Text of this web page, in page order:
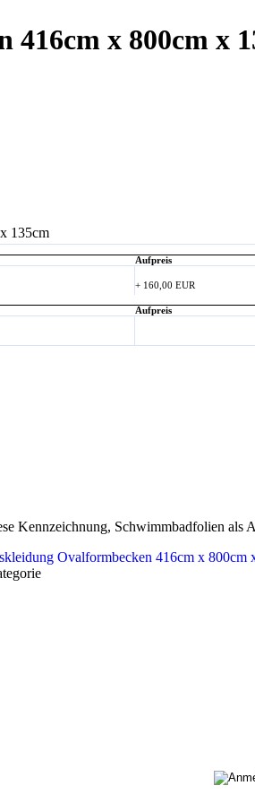
x 800cm x
Aufpreis
+ 160,00 EUR
Aufpreis
Kennzeichnung, Schwimmbadfolien als